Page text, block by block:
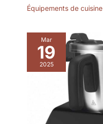
Équipements de cuisine
Mar
19
2025